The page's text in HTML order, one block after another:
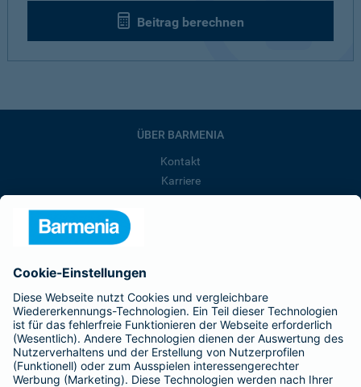
Beitrag berechnen
ÜBER BARMENIA
Kontakt
Karriere
Barmenia ist Teil der BarmeniaGothaer
BELIEBTE SEITEN
Kranken-Zusatzversicherung
Tierversicherungen
Haftpflichtversicherung